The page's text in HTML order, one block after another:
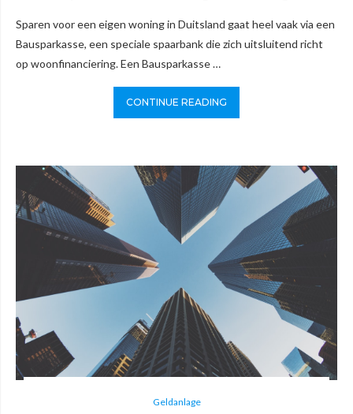
Sparen voor een eigen woning in Duitsland gaat heel vaak via een
Bausparkasse, een speciale spaarbank die zich uitsluitend richt
op woonfinanciering. Een Bausparkasse …
CONTINUE READING
Geldanlage